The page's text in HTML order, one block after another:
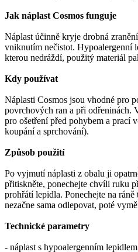
Jak náplast Cosmos funguje
Náplast účinně kryje drobná
vniknutím nečistot. Hypoalergenní
kterou nedráždí, použitý materiál
Kdy používat
Náplasti Cosmos jsou vhodné pro
povrchových ran a při odřeninách.
pro ošetření před pohybem a prací
koupání a sprchování).
Způsob použití
Po vyjmutí náplasti z obalu ji
přitiskněte, ponechejte chvíli ruku
prohřátí lepidla. Ponechejte na ráně
nezačne sama odlepovat, poté
Technické parametry
- náplast s hypoalergenním lepidlem